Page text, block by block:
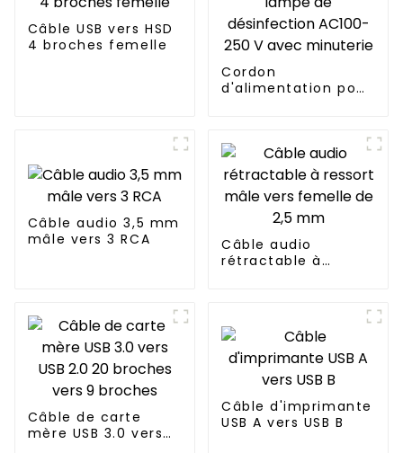
Câble USB vers HSD
4 broches femelle
Cordon
d'alimentation pour
AC100-250 V avec
minuterie
Câble audio 3,5 mm
mâle vers 3 RCA
Câble audio
rétractable à
Câble de carte
mère USB 3.0 vers
Câble d'imprimante
USB A vers USB B